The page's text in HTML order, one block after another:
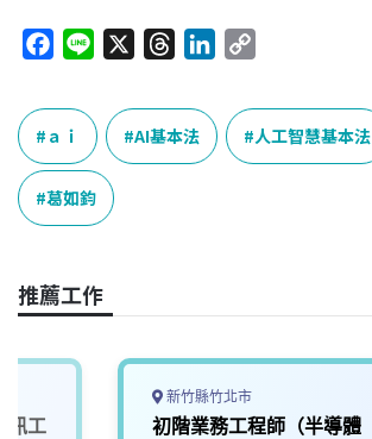
c
e
b
o
o
e
r
e
a
k
p
y
L
ａｉ AI基本法 人工智慧基本法
葛如鈞
推薦工作
訊工
新竹縣竹北市
初階業務工程師（半導體